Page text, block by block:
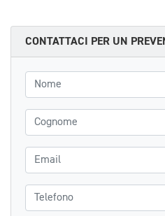
CONTATTACI PER UN
Nome
Cognome
Email
Telefono